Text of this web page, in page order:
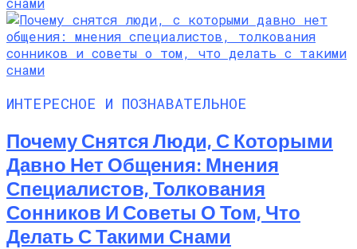
ИНТЕРЕСНОЕ И ПОЗНАВАТЕЛЬНОЕ
Почему Снятся Люди, С Которыми
Давно Нет Общения: Мнения
Специалистов, Толкования
Сонников И Советы О Том, Что
Делать С Такими Снами